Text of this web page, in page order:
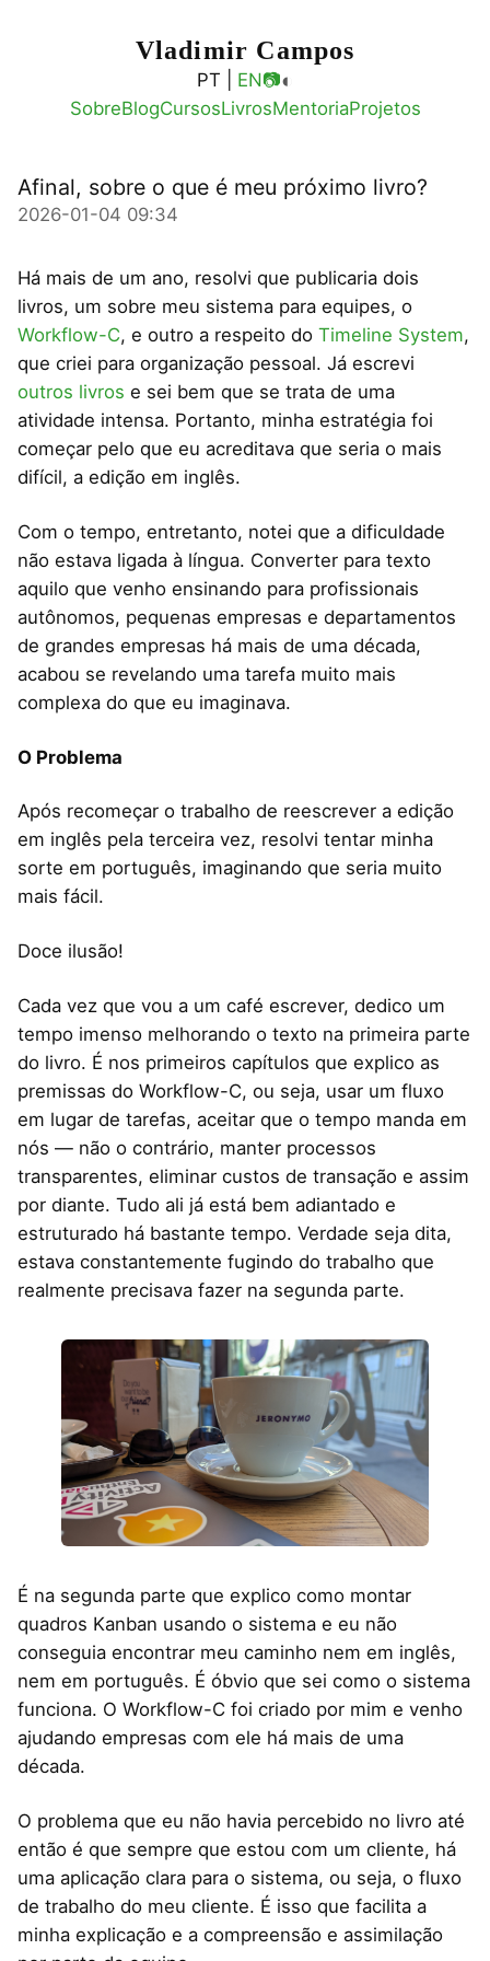
Vladimir Campos
PT | EN📷◐
SobreBlogCursosLivrosMentoriaProjetos
Afinal, sobre o que é meu próximo livro?
2026-01-04 09:34
Há mais de um ano, resolvi que publicaria dois
livros, um sobre meu sistema para equipes, o
Workflow-C, e outro a respeito do Timeline System,
que criei para organização pessoal. Já escrevi
outros livros e sei bem que se trata de uma
atividade intensa. Portanto, minha estratégia foi
começar pelo que eu acreditava que seria o mais
difícil, a edição em inglês.
Com o tempo, entretanto, notei que a dificuldade
não estava ligada à língua. Converter para texto
aquilo que venho ensinando para profissionais
autônomos, pequenas empresas e departamentos
de grandes empresas há mais de uma década,
acabou se revelando uma tarefa muito mais
complexa do que eu imaginava.
O Problema
Após recomeçar o trabalho de reescrever a edição
em inglês pela terceira vez, resolvi tentar minha
sorte em português, imaginando que seria muito
mais fácil.
Doce ilusão!
Cada vez que vou a um café escrever, dedico um
tempo imenso melhorando o texto na primeira parte
do livro. É nos primeiros capítulos que explico as
premissas do Workflow-C, ou seja, usar um fluxo
em lugar de tarefas, aceitar que o tempo manda em
nós — não o contrário, manter processos
transparentes, eliminar custos de transação e assim
por diante. Tudo ali já está bem adiantado e
estruturado há bastante tempo. Verdade seja dita,
estava constantemente fugindo do trabalho que
realmente precisava fazer na segunda parte.
É na segunda parte que explico como montar
quadros Kanban usando o sistema e eu não
conseguia encontrar meu caminho nem em inglês,
nem em português. É óbvio que sei como o sistema
funciona. O Workflow-C foi criado por mim e venho
ajudando empresas com ele há mais de uma
década.
O problema que eu não havia percebido no livro até
então é que sempre que estou com um cliente, há
uma aplicação clara para o sistema, ou seja, o fluxo
de trabalho do meu cliente. É isso que facilita a
minha explicação e a compreensão e assimilação